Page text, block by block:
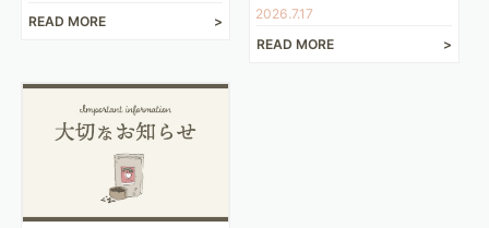
READ MORE
2026.7.17
READ MORE